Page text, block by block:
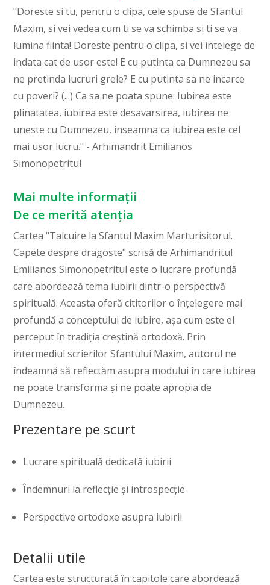
"Doreste si tu, pentru o clipa, cele spuse de Sfantul
Maxim, si vei vedea cum ti se va schimba si ti se va
lumina fiinta! Doreste pentru o clipa, si vei intelege de
indata cat de usor este! E cu putinta ca Dumnezeu sa
ne pretinda lucruri grele? E cu putinta sa ne incarce
cu poveri? (...) Ca sa ne poata spune: Iubirea este
plinatatea, iubirea este desavarsirea, iubirea ne
uneste cu Dumnezeu, inseamna ca iubirea este cel
mai usor lucru." - Arhimandrit Emilianos
Simonopetritul
Mai multe informații
De ce merită atenția
Cartea "Talcuire la Sfantul Maxim Marturisitorul.
Capete despre dragoste" scrisă de Arhimandritul
Emilianos Simonopetritul este o lucrare profundă
care abordează tema iubirii dintr-o perspectivă
spirituală. Aceasta oferă cititorilor o înțelegere mai
profundă a conceptului de iubire, așa cum este el
perceput în tradiția creștină ortodoxă. Prin
intermediul scrierilor Sfantului Maxim, autorul ne
îndeamnă să reflectăm asupra modului în care iubirea
ne poate transforma și ne poate apropia de
Dumnezeu.
Prezentare pe scurt
Lucrare spirituală dedicată iubirii
Îndemnuri la reflecție și introspecție
Perspective ortodoxe asupra iubirii
Detalii utile
Cartea este structurată în capitole care abordează